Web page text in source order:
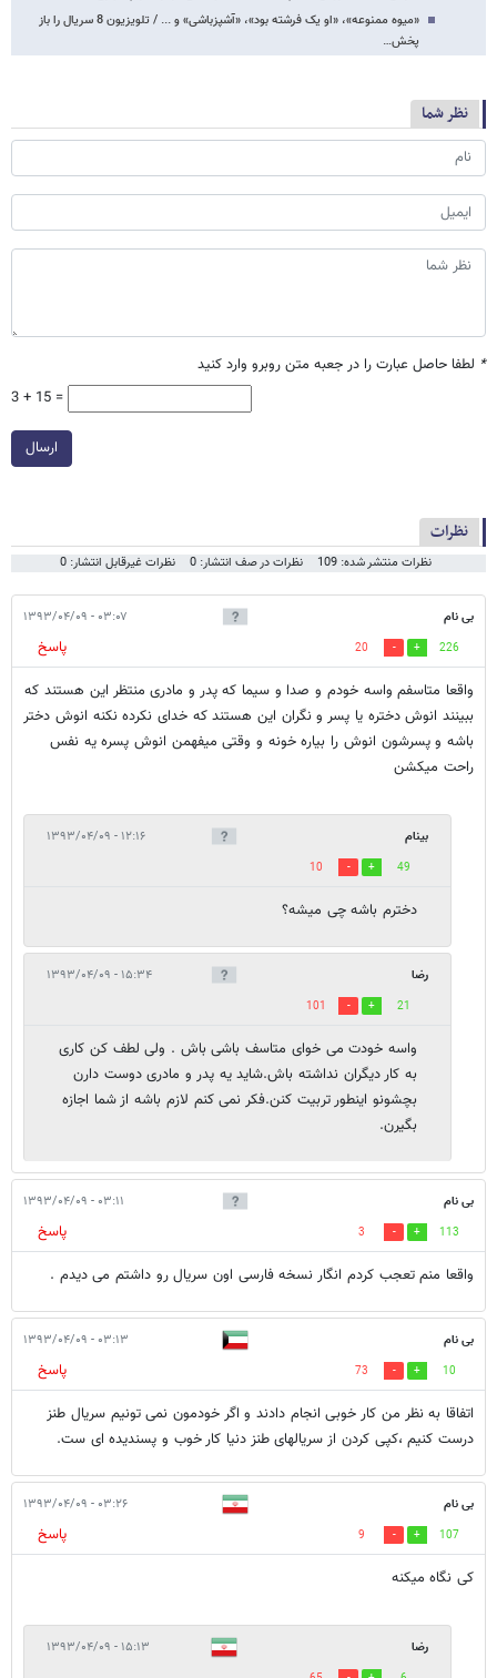
«میوه ممنوعه»، «او یک فرشته بود»، «آشپزباشی» و ... / تلویزیون 8 سریال را باز
پخش…
نظر شما
* لطفا حاصل عبارت را در جعبه متن روبرو وارد کنید
3 + 15 =
ارسال
نظرات
نظرات منتشر شده: 109 نظرات در صف انتشار: 0 نظرات غیرقابل انتشار: 0
بی نام ۰۳:۰۷ - ۱۳۹۳/۰۴/۰۹
226
20
پاسخ
واقعا متاسفم واسه خودم و صدا و سیما که پدر و مادری منتظر این هستند که
ببینند انوش دختره یا پسر و نگران این هستند که خدای نکرده نکنه انوش دختر
باشه و پسرشون انوش را بیاره خونه و وقتی میفهمن انوش پسره یه نفس
راحت میکشن
بینام ۱۲:۱۶ - ۱۳۹۳/۰۴/۰۹
49
10
دخترم باشه چی میشه؟
رضا ۱۵:۳۴ - ۱۳۹۳/۰۴/۰۹
21
101
واسه خودت می خوای متاسف باشی باش . ولی لطف کن کاری
به کار دیگران نداشته باش.شاید یه پدر و مادری دوست دارن
بچشونو اینطور تربیت کنن.فکر نمی کنم لازم باشه از شما اجازه
بگیرن.
بی نام ۰۳:۱۱ - ۱۳۹۳/۰۴/۰۹
113
3
پاسخ
واقعا منم تعجب کردم انگار نسخه فارسی اون سریال رو داشتم می دیدم .
بی نام ۰۳:۱۳ - ۱۳۹۳/۰۴/۰۹
10
73
پاسخ
اتفاقا به نظر من کار خوبی انجام دادند و اگر خودمون نمی تونیم سریال طنز
درست کنیم ،کپی کردن از سریالهای طنز دنیا کار خوب و پسندیده ای ست.
بی نام ۰۳:۲۶ - ۱۳۹۳/۰۴/۰۹
107
9
پاسخ
كى نگاه ميكنه
رضا ۱۵:۱۳ - ۱۳۹۳/۰۴/۰۹